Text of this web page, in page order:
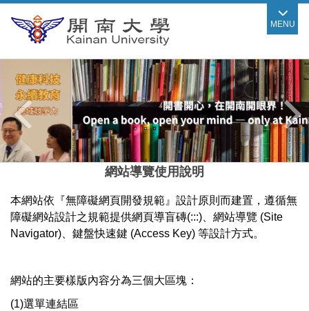
到
要
內
容
區
MENU
網站導覽使用說明
本網站依『無障礙網頁開發規範』設計原則而建置，遵循無
障礙網站設計之規範提供網頁導盲磚(:::)、網站導覽 (Site
Navigator)、鍵盤快速鍵 (Access Key) 等設計方式。
網站的主要樣版內容分為三個大區塊：
(1)選單連結區